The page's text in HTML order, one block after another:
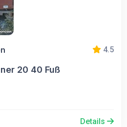
4.5
20 40 Fuß
Details